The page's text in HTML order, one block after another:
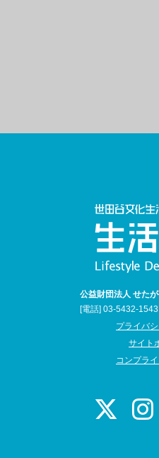
公益財団法人 せた
[電話] 03-5432-
プライバ
サイト
コンプラ